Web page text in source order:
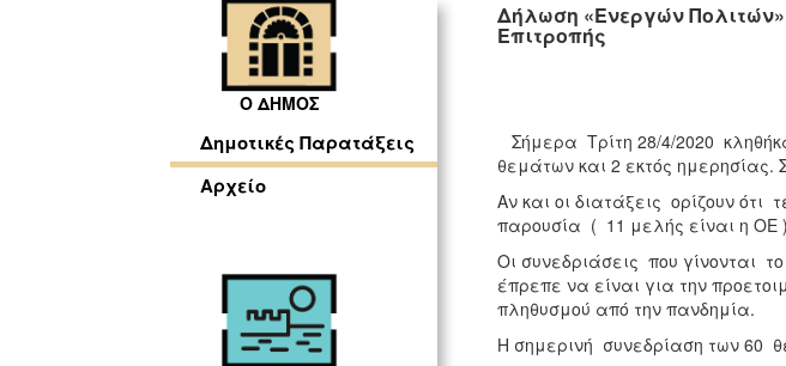
Ο ΔΗΜΟΣ
Δημοτικές Παρατάξεις
Αρχείο
Δήλωση «Ενεργών Πολιτών»
Επιτροπής
Σήμερα Τρίτη 28/4/2020
θεμάτων και 2 εκτός
Αν και οι διατάξεις ορίζουν
παρουσία ( 11 μελής είναι η ΟΕ
Οι συνεδριάσεις που γίνονται
έπρεπε να είναι για την
πληθυσμού από την πανδημία.
Η σημερινή συνεδρίαση των 60